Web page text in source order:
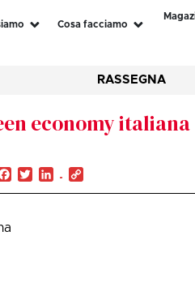
Cosa facciamo
RASSEGNA
economy italiana
Facebook
TwitterLinkedIn